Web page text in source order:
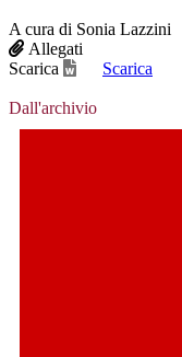
A cura di Sonia Lazzini
Allegati
Scarica
Scarica
Dall'archivio